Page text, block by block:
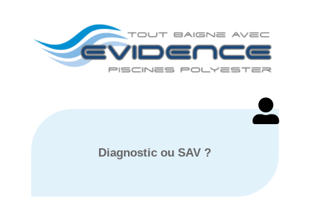
Diagnostic ou SAV ?
